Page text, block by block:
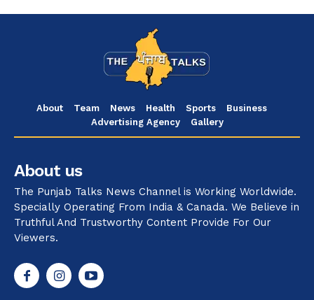
About Team News Health Sports
Business
Advertising Agency
Gallery
About us
The Punjab Talks News Channel is Working Worldwide.
Specially Operating From India & Canada. We Believe in
Truthful And Trustworthy Content Provide For Our
Viewers.